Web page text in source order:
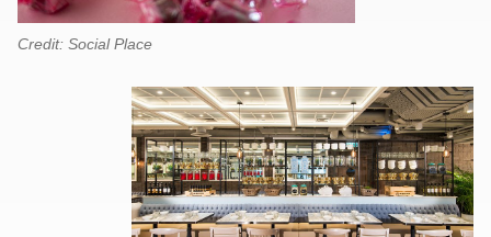
Credit: Social Place